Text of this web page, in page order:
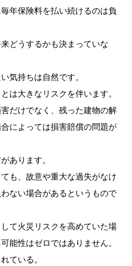
年保険料を払い続けるのは負
どうするかも決まっていな
気持ちは自然です。
は大きなリスクを伴います。
だけでなく、残った建物の解
によっては損害賠償の問題が
あります。
も、故意や重大な過失がなけ
ない場合があるというもので
て火災リスクを高めていた場
能性はゼロではありません。
ている。